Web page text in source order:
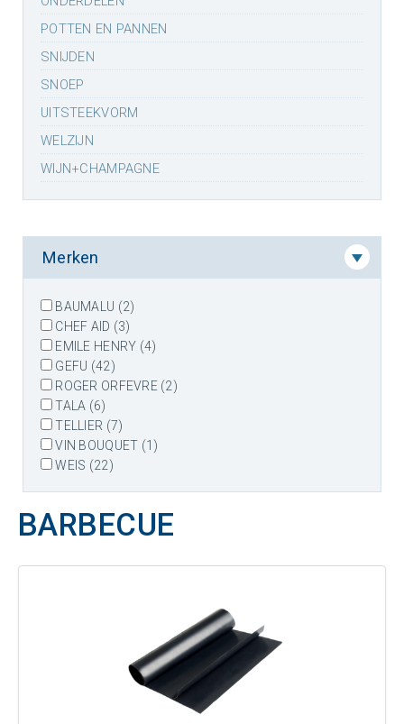
POTTEN EN PANNEN
SNIJDEN
SNOEP
UITSTEEKVORM
WELZIJN
WIJN+CHAMPAGNE
Merken
BAUMALU (2)
CHEF AID (3)
EMILE HENRY (4)
GEFU (42)
ROGER ORFEVRE (2)
TALA (6)
TELLIER (7)
VIN BOUQUET (1)
WEIS (22)
BARBECUE